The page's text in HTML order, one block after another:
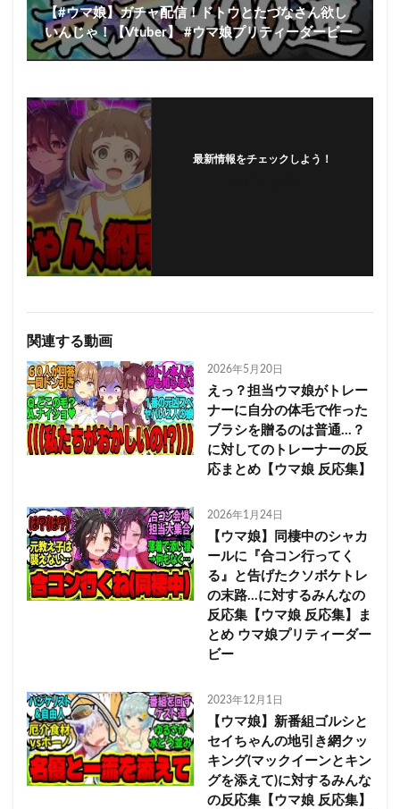
【#ウマ娘】ガチャ配信！ドトウとたづなさん欲し
いんじゃ！【Vtuber】 #ウマ娘プリティーダービー
最新情報をチェックしよう！
関連する動画
2026年5月20日
えっ？担当ウマ娘がトレー
ナーに自分の体毛で作った
ブラシを贈るのは普通…？
に対してのトレーナーの反
応まとめ【ウマ娘 反応集】
2026年1月24日
【ウマ娘】同棲中のシャカ
ールに『合コン行ってく
る』と告げたクソボケトレ
の末路…に対するみんなの
反応集【ウマ娘 反応集】ま
とめ ウマ娘プリティーダー
ビー
2023年12月1日
【ウマ娘】新番組ゴルシと
セイちゃんの地引き網クッ
キング(マックイーンとキン
グを添えて)に対するみんな
の反応集【ウマ娘 反応集】